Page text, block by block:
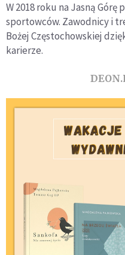
W 2018 roku na Jasną Górę
sportowców. Zawodnicy i
Bożej Częstochowskiej
karierze.